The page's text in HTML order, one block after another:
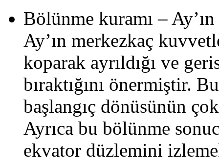
Bölünme kuramı –
Ay’ın merkezkaç
koparak ayrıldığı ve
bıraktığını önermiştir.
başlangıç dönüsünün
Ayrıca bu bölünme
ekvator düzlemini